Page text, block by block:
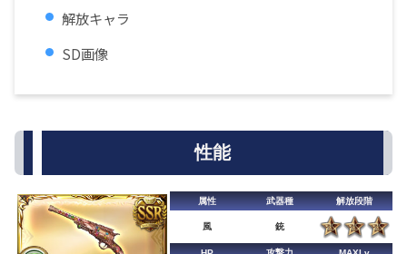
解放キャラ
SD画像
性能
属性 武器種 解放段階
風 銃